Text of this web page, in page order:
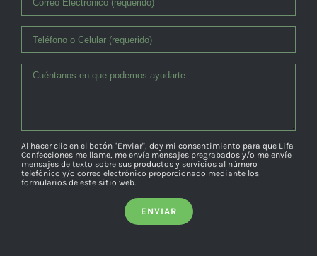
Al hacer clic en el botón "Enviar", doy mi consentimiento para que Lifa
Confecciones me llame, me envíe mensajes pregrabados y/o me envíe
mensajes de texto sobre sus productos y servicios al número
telefónico y/o correo electrónico proporcionado mediante los
formularios de este sitio web.